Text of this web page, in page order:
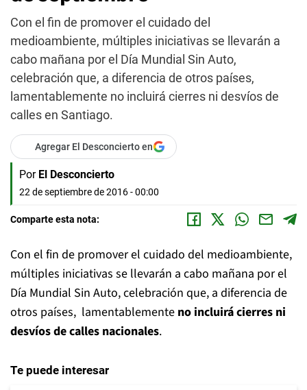
Con el fin de promover el cuidado del
medioambiente, múltiples iniciativas se llevarán a
cabo mañana por el Día Mundial Sin Auto,
celebración que, a diferencia de otros países,
lamentablemente no incluirá cierres ni desvíos de
calles en Santiago.
Agregar El Desconcierto en
Por El Desconcierto
22 de septiembre de 2016 - 00:00
Comparte esta nota:
Con el fin de promover el cuidado del medioambiente,
múltiples iniciativas se llevarán a cabo mañana por el
Día Mundial Sin Auto, celebración que, a diferencia de
otros países, lamentablemente no incluirá cierres ni
desvíos de calles nacionales.
Te puede interesar